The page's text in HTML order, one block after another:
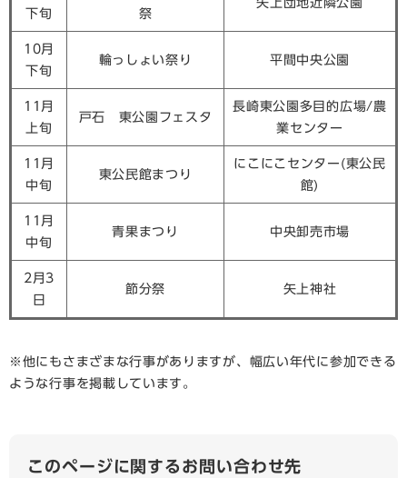
下旬
祭
矢上団地近隣公園
10月
下旬
輪っしょい祭り 平間中央公園
11月
上旬
戸石 東公園フェスタ
長崎東公園多目的広場/農
業センター
11月
中旬
東公民館まつり
にこにこセンター(東公民
館)
11月
中旬
青果まつり 中央卸売市場
2月3
日
節分祭 矢上神社
※他にもさまざまな行事がありますが、幅広い年代に参加できる
ような行事を掲載しています。
このページに関するお問い合わせ先